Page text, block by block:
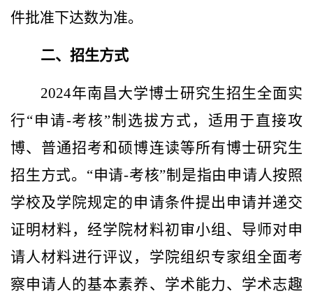
件批准下达数为准。
二、招生方式
2024年南昌大学博士研究生招生全面实
行“申请-考核”制选拔方式，适用于直接攻
博、普通招考和硕博连读等所有博士研究生
招生方式。“申请-考核”制是指由申请人按照
学校及学院规定的申请条件提出申请并递交
证明材料，经学院材料初审小组、导师对申
请人材料进行评议，学院组织专家组全面考
察申请人的基本素养、学术能力、学术志趣